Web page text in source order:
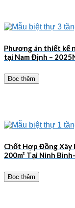
Phương án thiết kế
tại Nam Định –
Đọc thêm
Chốt Hợp Đồng Xây
200m² Tại Ninh
Đọc thêm